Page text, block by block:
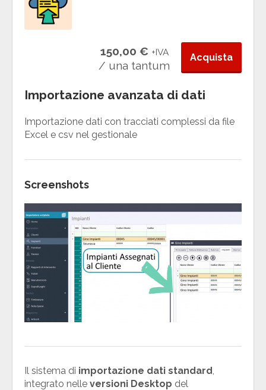
150,00 € +IVA
/ una tantum
Acquista
Importazione avanzata di dati
Importazione dati con tracciati complessi da file
Excel e csv nel gestionale
Screenshots
Il sistema di importazione dati standard
integrato nelle versioni Desktop del